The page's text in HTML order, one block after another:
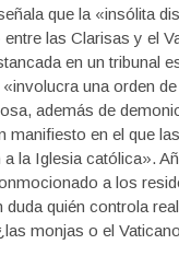
que la «insólita
las Clarisas y el
en un tribunal
una orden
además de
manifiesto en el que
a la Iglesia católica».
a los
duda quién controla
monjas o el